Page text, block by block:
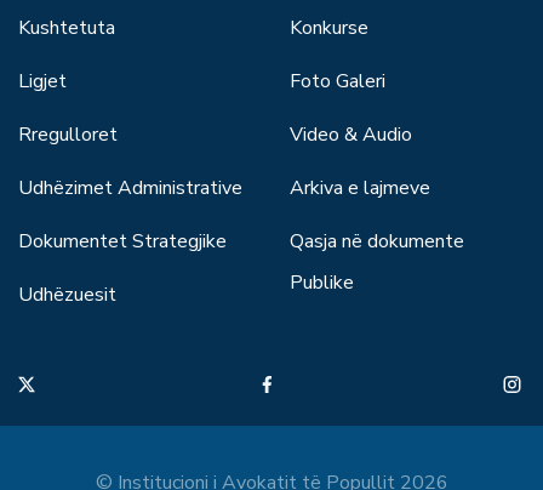
Kushtetuta
Ligjet
Rregulloret
Udhëzimet Administrative
Dokumentet Strategjike
Udhëzuesit
Konkurse
Foto Galeri
Video & Audio
Arkiva e lajmeve
Qasja në dokumente
Publike
© Institucioni i Avokatit të Popullit 2026